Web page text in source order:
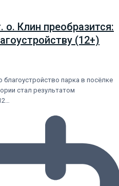
о. Клин преобразится:
(12+)
парка в посёлке
стал результатом